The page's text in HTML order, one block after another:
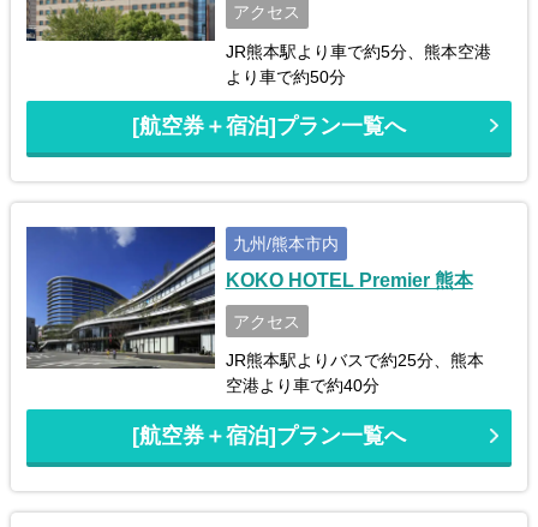
アクセス
JR熊本駅より車で約5分、熊本空港
より車で約50分
[航空券＋宿泊]プラン一覧へ
九州/熊本市内
KOKO HOTEL Premier 熊本
アクセス
JR熊本駅よりバスで約25分、熊本
空港より車で約40分
[航空券＋宿泊]プラン一覧へ